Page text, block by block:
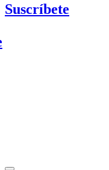
Suscríbete